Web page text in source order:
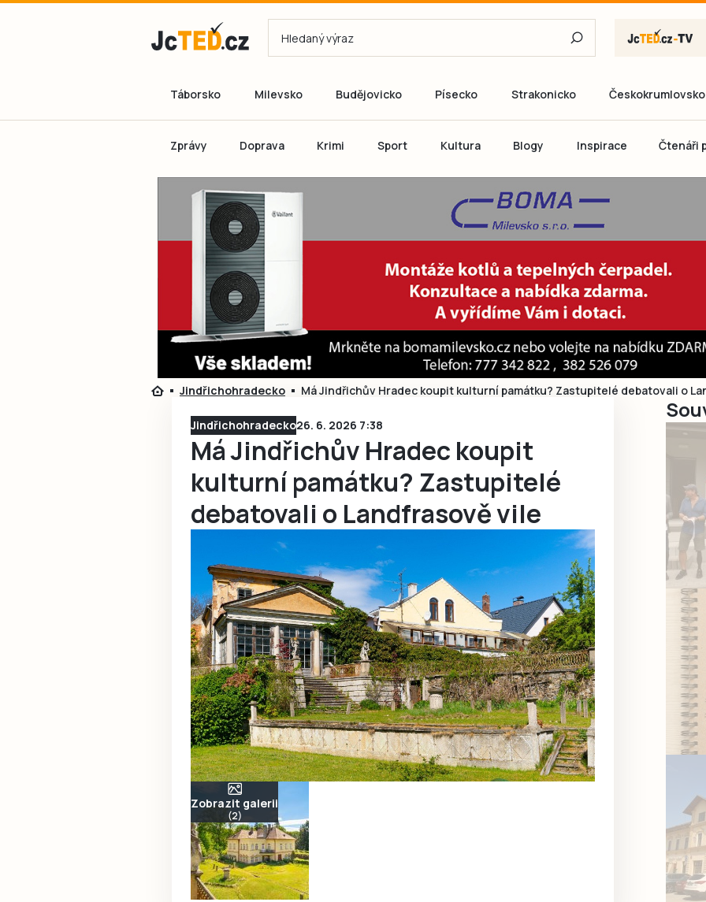
Ještě nemám
Táborsko Milevsko Budějovicko Písecko Strakonicko Českokrumlovsko
Zprávy Doprava Krimi Sport Kultura Blogy Inspirace Čtenáři
Jindřichohradecko Má Jindřichův Hradec koupit kulturní památku? Zastupitelé debatovali o
Jindřichohradecko26. 6. 2026 7:38
Má Jindřichův Hradec koupit
kulturní památku? Zastupitelé
debatovali o Landfrasově vile
Zobrazit galerii
(2)